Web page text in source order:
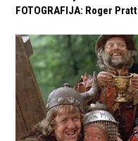
FOTOGRAFIJA: Roger Pratt